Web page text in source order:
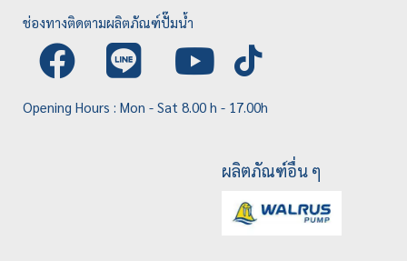
ช่องทางติดตามผลิตภัณฑ์ปั๊มน้ำ
Opening Hours : Mon - Sat 8.00 h - 17.00h
ผลิตภัณฑ์อื่น ๆ